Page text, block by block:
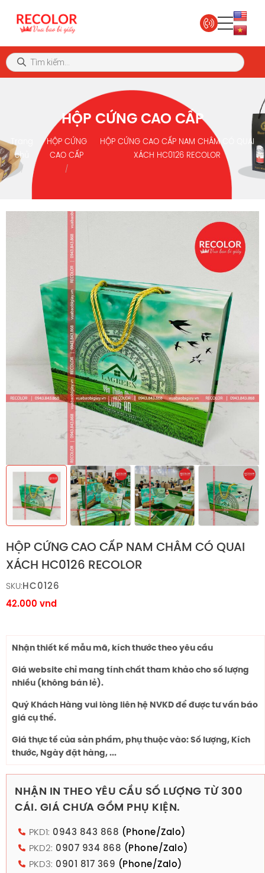
HỘP CỨNG CAO CẤP
Trang
chủ
HỘP CỨNG
CAO CẤP
HỘP CỨNG CAO CẤP NAM CHÂM CÓ QUAI
XÁCH HC0126 RECOLOR
HỘP CỨNG CAO CẤP NAM CHÂM CÓ QUAI
XÁCH HC0126 RECOLOR
SKU:HC0126
42.000 vnd
Nhận thiết kế mẫu mã, kích thước theo yêu cầu
Giá website chỉ mang tính chất tham khảo cho số lượng
nhiều (không bán lẻ).
Quý Khách Hàng vui lòng liên hệ NVKD để được tư vấn báo
giá cụ thể.
Giá thực tế của sản phẩm, phụ thuộc vào: Số lượng, Kích
thước, Ngày đặt hàng, ...
NHẬN IN THEO YÊU CẦU SỐ LƯỢNG TỪ 300
CÁI. GIÁ CHƯA GỒM PHỤ KIỆN.
PKD1: 0943 843 868 (Phone/Zalo)
PKD2: 0907 934 868 (Phone/Zalo)
PKD3: 0901 817 369 (Phone/Zalo)